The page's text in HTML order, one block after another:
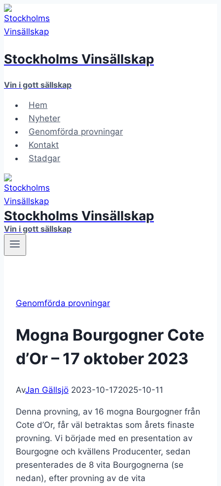
Skip
to
content
Stockholms Vinsällskap
Vin i gott sällskap
Hem
Nyheter
Genomförda provningar
Kontakt
Stadgar
Stockholms Vinsällskap
Vin i gott sällskap
Genomförda provningar
Mogna Bourgogner Cote
d’Or – 17 oktober 2023
AvJan Gällsjö 2023-10-172025-10-11
Denna provning, av 16 mogna Bourgogner från
Cote d’Or, får väl betraktas som årets finaste
provning. Vi började med en presentation av
Bourgogne och kvällens Producenter, sedan
presenterades de 8 vita Bourgognerna (se
nedan), efter provning av de vita